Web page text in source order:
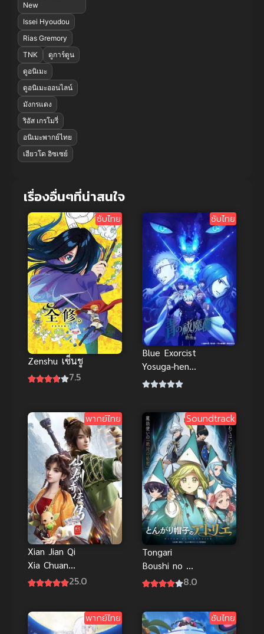
New
Issei Hyoudou
Rias Gremory
TNK
ดูการ์ตูน
ดูอนิเมะ
ดูอนิเมะออนไลน์
มังกรแดง
ริอัส เกรโมรี่
อนิเมะพากย์ไทย
เฮียวโด อิซเซย์
เรื่องอื่นๆที่น่าสนใจ
ซับไทย
Zenshu เซ็นชู
7.5
ซับไทย
Blue Exorcist
Yosuga-hen
เอ็กซอร์ซิสต์
พากย์ไทย
Xian Jian Qi
Xia Chuan
San เซียน 25.0
Soundtrack
Tongari
Boushi no ดูอ
นิเมะ จอมเวท
ไทยฟินๆ
8.0
พากย์ไทย ซับไทย